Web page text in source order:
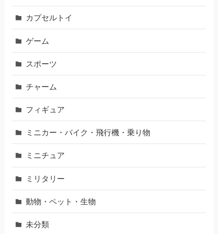
カプセルトイ
ゲーム
スポーツ
チャーム
フィギュア
ミニカー・バイク・飛行機・乗り物
ミニチュア
ミリタリー
動物・ペット・生物
未分類